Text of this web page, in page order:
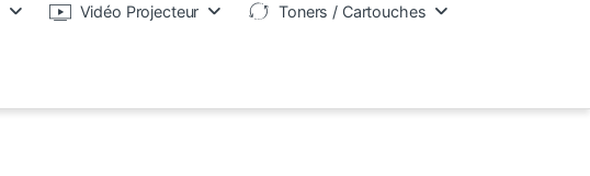
Vidéo Projecteur Toners / Cartouches